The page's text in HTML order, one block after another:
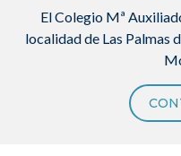
El Colegio Mª
localidad de Las Palmas